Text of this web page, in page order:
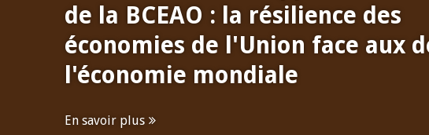
de la BCEAO : la résilience des
économies de l'Union face aux
l'économie mondiale
En savoir plus